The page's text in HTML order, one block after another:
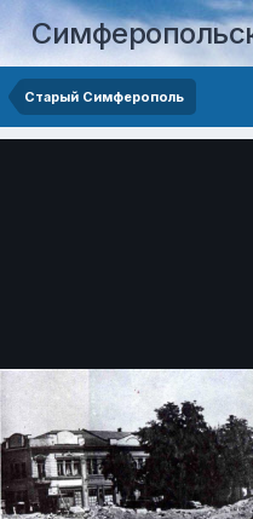
Старый Симферополь